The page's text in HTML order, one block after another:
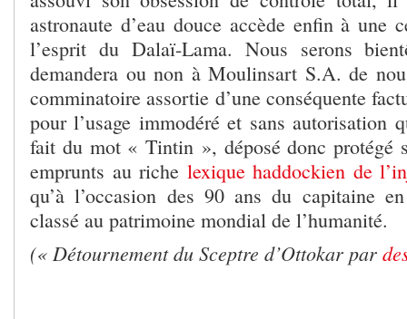
astronaute d’eau douce accède enfin à une
l’esprit du Dalaï-Lama. Nous serons
demandera ou non à Moulinsart S.A. de
comminatoire assortie d’une conséquente
pour l’usage immodéré et sans autorisation
fait du mot « Tintin », déposé donc protégé
emprunts au riche lexique haddockien de
qu’à l’occasion des 90 ans du capitaine
classé au patrimoine mondial de l’humanité.
(« Détournement du Sceptre d’Ottokar par